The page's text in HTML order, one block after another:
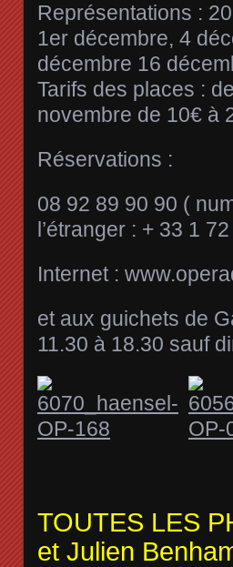
Représentations :
1er décembre, 4
décembre 16
Tarifs des places :
novembre de 10€ à
Réservations :
08 92 89 90 90 (
l’étranger : + 33 1
Internet :
et aux guichets de
11.30 à 18.30 sauf
TOUTES LES
et Julien